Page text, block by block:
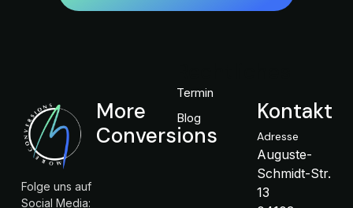
Kontakt
Adresse
Auguste-
Schmidt-Str.
13
Termin
Blog
More
Conversions
Folge uns auf
Social Media: